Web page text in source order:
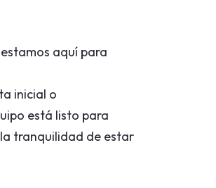
aquí para
inicial o
está listo para
tranquilidad de estar